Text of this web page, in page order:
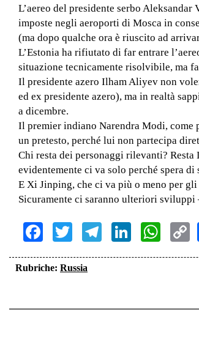
L’aereo del presidente serbo
imposte negli aeroporti di Mosca in
(ma dopo qualche ora è riuscito ad
L’Estonia ha rifiutato di far entrare
situazione tecnicamente risolvibile, ma
Il presidente azero Ilham Aliyev non
ed ex presidente azero), ma in realtà
a dicembre.
Il premier indiano Narendra Modi, come
un pretesto, perché lui non partecipa
Chi resta dei personaggi rilevanti?
evidentemente ci va solo perché spera
E Xi Jinping, che ci va più o meno per
Sicuramente ci saranno ulteriori sviluppi
Facebook
TwitterTelegram
Rubriche: Russia